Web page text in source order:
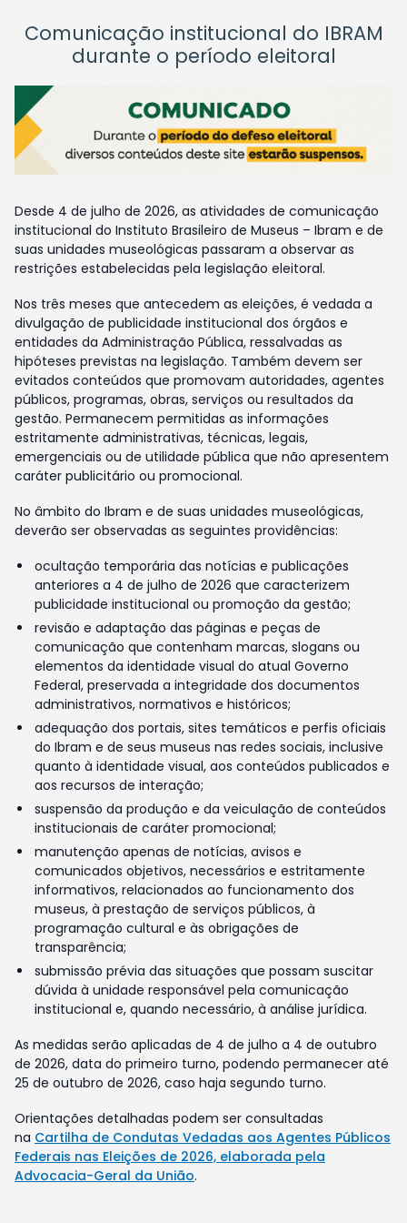
Comunicação institucional do IBRAM
durante o período eleitoral
Desde 4 de julho de 2026, as atividades de comunicação
institucional do Instituto Brasileiro de Museus – Ibram e de
suas unidades museológicas passaram a observar as
restrições estabelecidas pela legislação eleitoral.
Nos três meses que antecedem as eleições, é vedada a
divulgação de publicidade institucional dos órgãos e
entidades da Administração Pública, ressalvadas as
hipóteses previstas na legislação. Também devem ser
evitados conteúdos que promovam autoridades, agentes
públicos, programas, obras, serviços ou resultados da
gestão. Permanecem permitidas as informações
estritamente administrativas, técnicas, legais,
emergenciais ou de utilidade pública que não apresentem
caráter publicitário ou promocional.
No âmbito do Ibram e de suas unidades museológicas,
deverão ser observadas as seguintes providências:
ocultação temporária das notícias e publicações
anteriores a 4 de julho de 2026 que caracterizem
publicidade institucional ou promoção da gestão;
revisão e adaptação das páginas e peças de
comunicação que contenham marcas, slogans ou
elementos da identidade visual do atual Governo
Federal, preservada a integridade dos documentos
administrativos, normativos e históricos;
adequação dos portais, sites temáticos e perfis oficiais
do Ibram e de seus museus nas redes sociais, inclusive
quanto à identidade visual, aos conteúdos publicados e
aos recursos de interação;
suspensão da produção e da veiculação de conteúdos
institucionais de caráter promocional;
manutenção apenas de notícias, avisos e
comunicados objetivos, necessários e estritamente
informativos, relacionados ao funcionamento dos
museus, à prestação de serviços públicos, à
programação cultural e às obrigações de
transparência;
submissão prévia das situações que possam suscitar
dúvida à unidade responsável pela comunicação
institucional e, quando necessário, à análise jurídica.
As medidas serão aplicadas de 4 de julho a 4 de outubro
de 2026, data do primeiro turno, podendo permanecer até
25 de outubro de 2026, caso haja segundo turno.
Orientações detalhadas podem ser consultadas
na Cartilha de Condutas Vedadas aos Agentes Públicos
Federais nas Eleições de 2026, elaborada pela
Advocacia-Geral da União.